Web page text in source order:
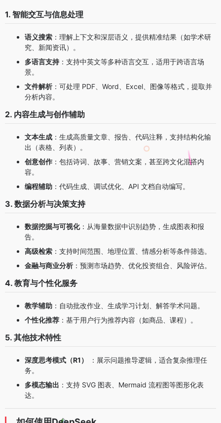
1. 智能交互与信息处理
语义搜索 ：理解上下文和深层语义，提供精准结果（如学术研
究、新闻资讯）。
多语言支持 ：支持中英文等多种语言交互，适用于跨语言场
景。
文件解析：可处理 PDF、Word、Excel、图像等格式，提取并
分析内容。
2. 内容生成与创作辅助
文本生成 ：生成高质量文章、报告、代码注释，支持结构化输
出（表格、列表）。
创意创作 ：包括诗词、故事、营销文案，甚至跨文化混搭内
容。
编程辅助 ：代码生成、调试优化、API 文档自动编写。
3. 数据分析与决策支持
数据挖掘与可视化：从海量数据中识别趋势，生成图表和报
告。
高级检索 ：支持时间范围、地理位置、情感分析等条件筛选。
金融与商业分析：预测市场趋势、优化投资组合、风险评估。
4. 教育与个性化服务
教学辅助 ：自动批改作业、生成学习计划、解答学术问题。
个性化推荐 ：基于用户行为推荐内容（如商品、课程）。
5. 其他技术特性
深度思考模式（R1）
：展示问题推导逻辑，适合复杂推理任
务。
多模态输出 ：支持 SVG 图表、Mermaid 流程图等图形化表
达。